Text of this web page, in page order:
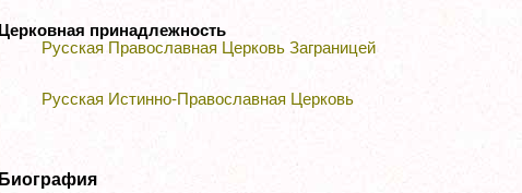
Церковная принадлежность
Русская Православная Церковь Заграницей
Русская Истинно-Православная Церковь
Биография